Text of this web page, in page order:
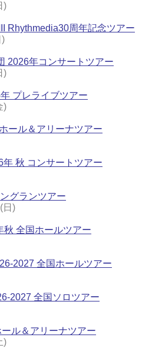
)
Rhythmedia30周年記念ツアー
)
2026年コンサートツアー
)
プレライブツアー
)
ール＆アリーナツアー
秋 コンサートツアー
グランツアー
日)
全国ホールツアー
2027 全国ホールツアー
2027 全国ソロツアー
ル＆アリーナツアー
)